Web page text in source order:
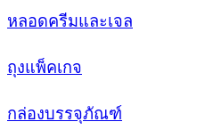
หลอดครีมและเจล
ถุงแพ็คเกจ
กล่องบรรจุภัณฑ์